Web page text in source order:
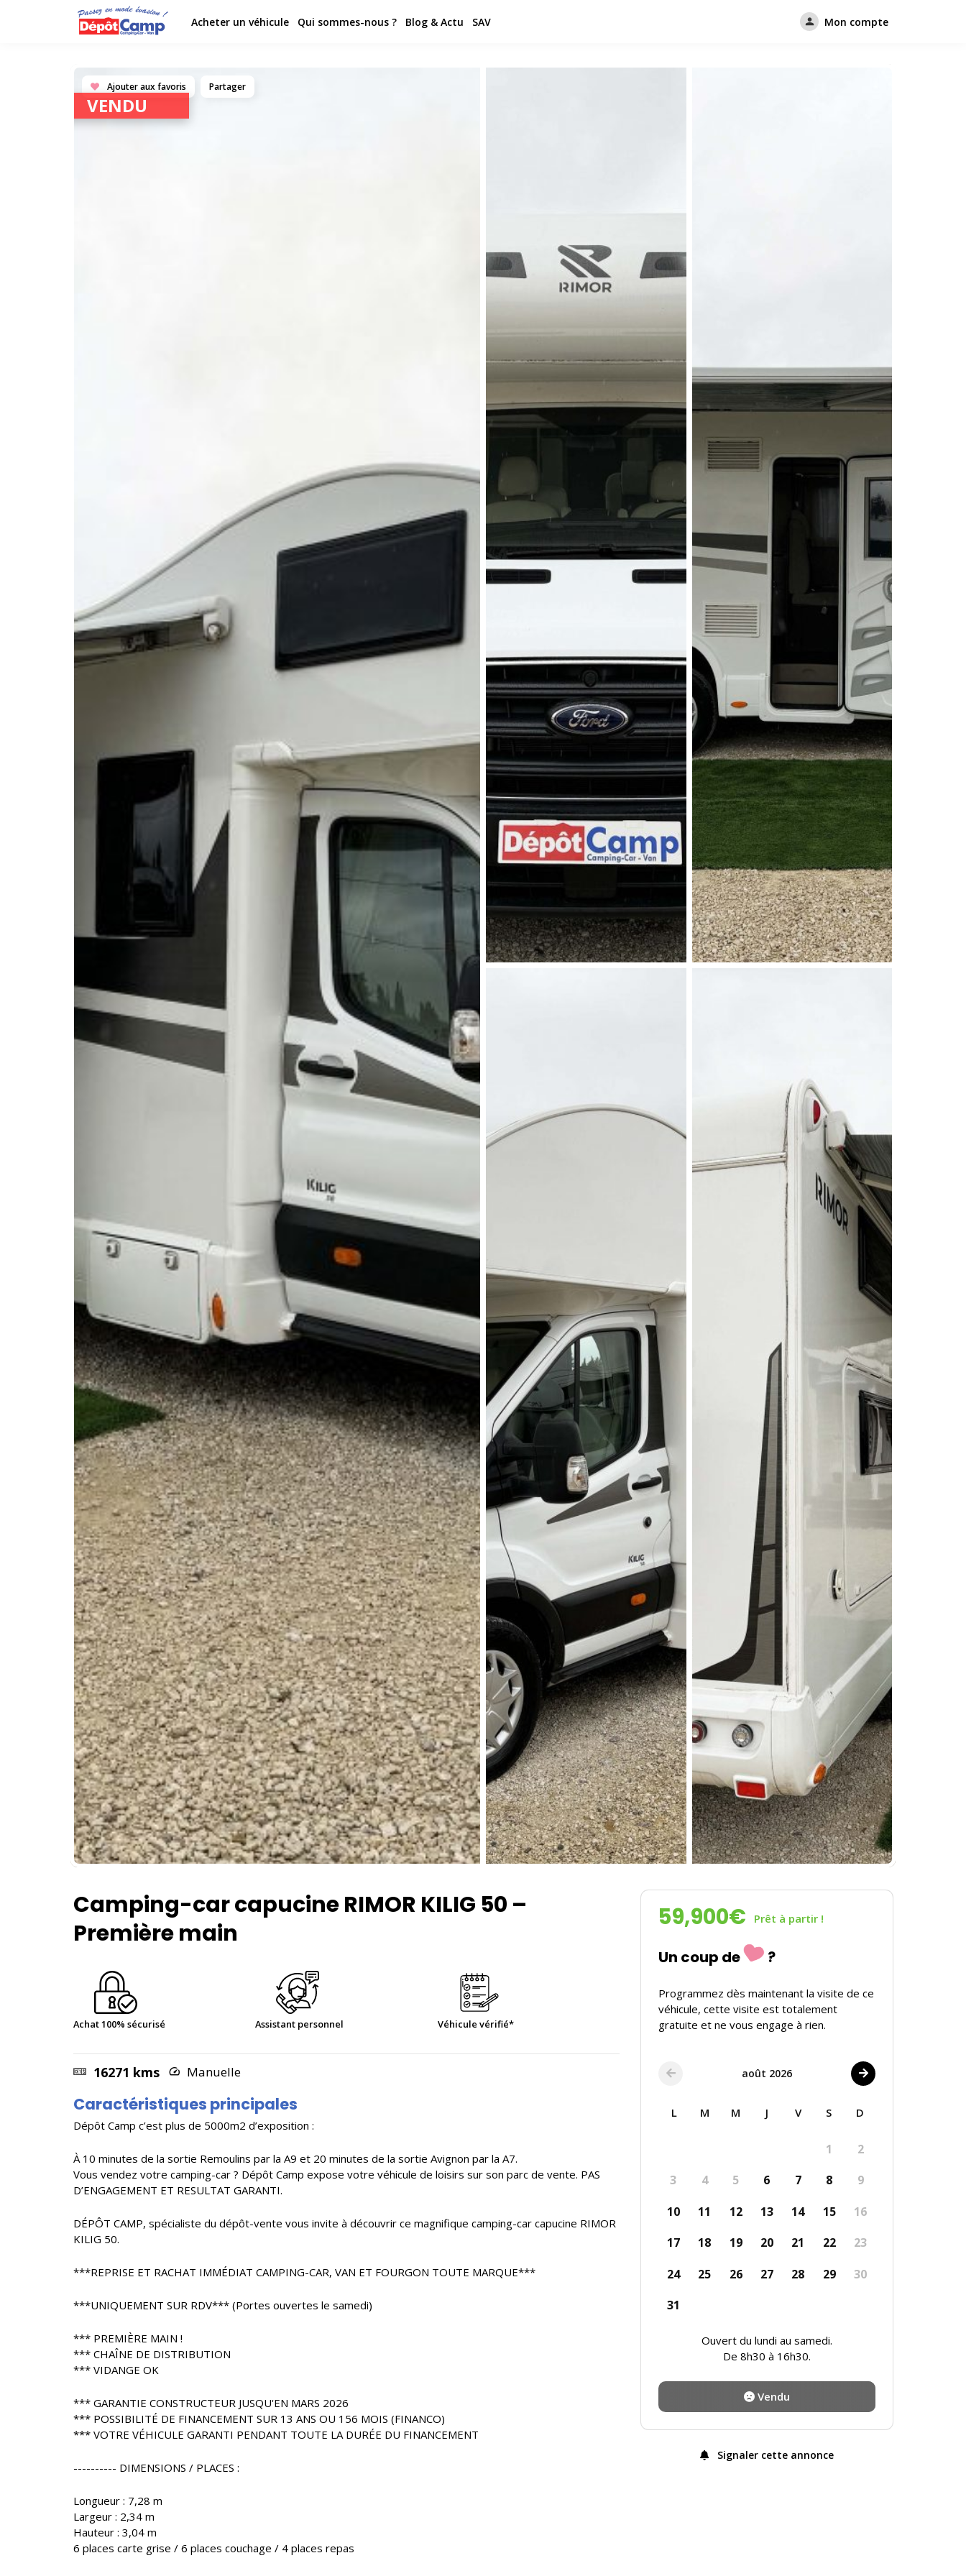
Acheter un véhicule Qui sommes-nous ? Blog & Actu SAV Mon compte
Ajouter aux favoris Partager
VENDU
Camping-car capucine RIMOR KILIG 50 –
Première main
Achat 100% sécurisé Assistant personnel Véhicule vérifié*
16271 kms Manuelle
Caractéristiques principales
Dépôt Camp c’est plus de 5000m2 d’exposition :
À 10 minutes de la sortie Remoulins par la A9 et 20 minutes de la sortie Avignon par la A7.
Vous vendez votre camping-car ? Dépôt Camp expose votre véhicule de loisirs sur son parc de vente. PAS
D’ENGAGEMENT ET RESULTAT GARANTI.
DÉPÔT CAMP, spécialiste du dépôt-vente vous invite à découvrir ce magnifique camping-car capucine RIMOR
KILIG 50.
***REPRISE ET RACHAT IMMÉDIAT CAMPING-CAR, VAN ET FOURGON TOUTE MARQUE***
***UNIQUEMENT SUR RDV*** (Portes ouvertes le samedi)
*** PREMIÈRE MAIN !
*** CHAÎNE DE DISTRIBUTION
*** VIDANGE OK
*** GARANTIE CONSTRUCTEUR JUSQU'EN MARS 2026
*** POSSIBILITÉ DE FINANCEMENT SUR 13 ANS OU 156 MOIS (FINANCO)
*** VOTRE VÉHICULE GARANTI PENDANT TOUTE LA DURÉE DU FINANCEMENT
---------- DIMENSIONS / PLACES :
Longueur : 7,28 m
Largeur : 2,34 m
Hauteur : 3,04 m
6 places carte grise / 6 places couchage / 4 places repas
59,900€ Prêt à partir !
Un coup de ?
Programmez dès maintenant la visite de ce
véhicule, cette visite est totalement
gratuite et ne vous engage à rien.
août 2026
L M M J V S D
1
2
3
4 5 6 7 8
9
10
11 12 13 14 15
16
17
18 19 20 21 22
23
24
25 26 27 28 29
30
31
Ouvert du lundi au samedi.
De 8h30 à 16h30.
Vendu
Signaler cette annonce